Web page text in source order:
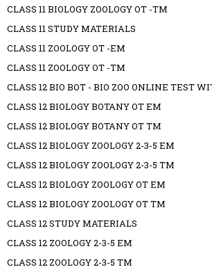
CLASS 11 BIOLOGY ZOOLOGY OT -TM
CLASS 11 STUDY MATERIALS
CLASS 11 ZOOLOGY OT -EM
CLASS 11 ZOOLOGY OT -TM
CLASS 12 BIO BOT - BIO ZOO ONLINE TEST
CLASS 12 BIOLOGY BOTANY OT EM
CLASS 12 BIOLOGY BOTANY OT TM
CLASS 12 BIOLOGY ZOOLOGY 2-3-5 EM
CLASS 12 BIOLOGY ZOOLOGY 2-3-5 TM
CLASS 12 BIOLOGY ZOOLOGY OT EM
CLASS 12 BIOLOGY ZOOLOGY OT TM
CLASS 12 STUDY MATERIALS
CLASS 12 ZOOLOGY 2-3-5 EM
CLASS 12 ZOOLOGY 2-3-5 TM